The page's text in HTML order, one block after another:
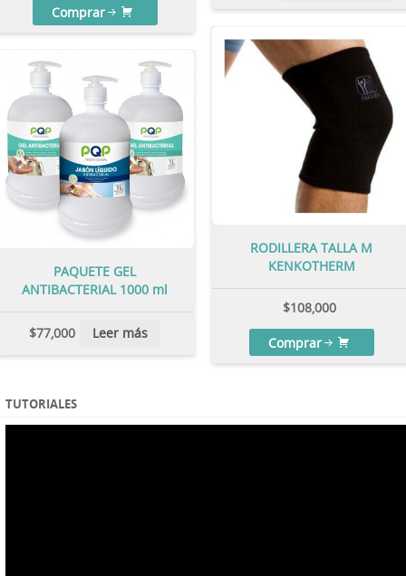
Comprar
RODILLERA TALLA M
KENKOTHERM
$108,000
Comprar
PAQUETE GEL
ANTIBACTERIAL 1000 ml
$77,000 Leer más
TUTORIALES